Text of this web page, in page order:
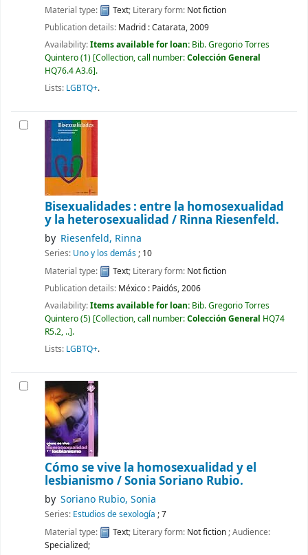
Material type:
Text; Literary form: Not fiction
Publication details: Madrid :Catarata,2009
Availability:Items available for loan: Bib. Gregorio Torres
Quintero(1) Collection, call number:Colección General
HQ76.4 A3.6 .
Lists: LGBTQ+.
Bisexualidades : entre la homosexualidad
y la heterosexualidad / Rinna Riesenfeld.
by Riesenfeld, Rinna
Series: Uno y los demás; 10
Material type:
Text; Literary form: Not fiction
Publication details: México : Paidós,2006
Availability:Items available for loan: Bib. Gregorio Torres
Quintero(5) Collection, call number:Colección General HQ74
R5.2, .. .
Lists: LGBTQ+.
Cómo se vive la homosexualidad y el
lesbianismo /Sonia Soriano Rubio.
by Soriano Rubio, Sonia
Series: Estudios de sexología ; 7
Material type:
Text; Literary form: Not fiction ; Audience:
Specialized;